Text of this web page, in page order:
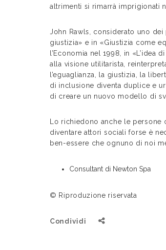
altrimenti si rimarrà imprigionati
John Rawls, considerato uno
giustizia» e in «Giustizia come
l’Economia nel 1998, in «L’idea
alla visione utilitarista,
l’eguaglianza, la giustizia, la
di inclusione diventa duplice e
di creare un nuovo modello di
Lo richiedono anche le persone
diventare attori sociali forse è
ben-essere che ognuno di noi
Consultant di Newton Spa
© Riproduzione riservata
Condividi